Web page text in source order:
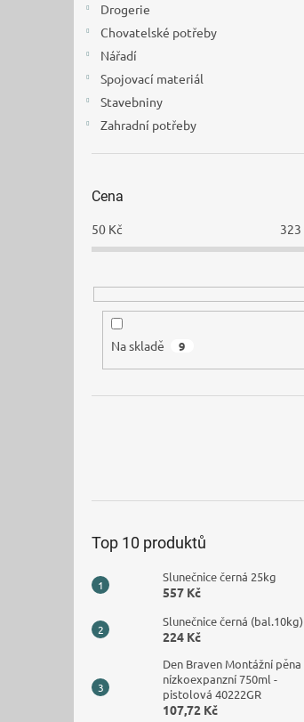
Drogerie
Chovatelské potřeby
Nářadí
Spojovací materiál
Stavebniny
Zahradní potřeby
Cena
50 Kč 323
Na skladě 9
Top 10 produktů
Slunečnice černá 25kg
557 Kč
Slunečnice černá (bal.10kg)
224 Kč
Den Braven Montážní pěna
nízkoexpanzní 750ml -
pistolová 40222GR
107,72 Kč